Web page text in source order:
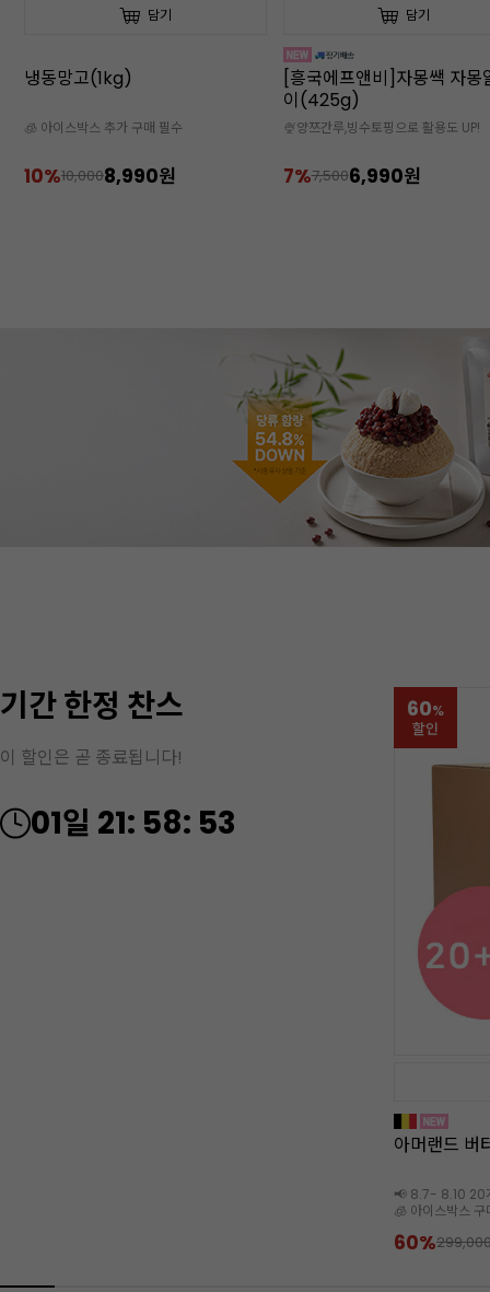
담기
냉동망고(1kg)
🧊 아이스박스 추가 구매 필수
10%10,0008,990원
담기
[흥국에프앤비]자몽쌕 자몽
이(425g)
🍨양쯔간루,빙수토핑으로 활용도 UP!
7%7,5006,990원
기간 한정 찬스
이 할인은 곧 종료됩니다!
01일 21: 58: 51
60%
할인
아머랜드
📢 8.7- 8.10 20
🧊 아이스박스
60%